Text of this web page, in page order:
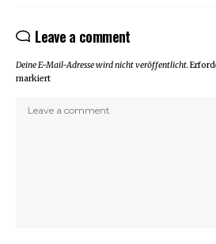
Leave a comment
Deine E-Mail-Adresse wird nicht veröffentlicht.
markiert